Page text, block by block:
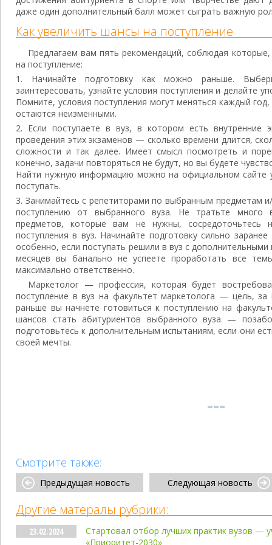
даже один дополнительный балл может сыграть важную
Как увеличить шансы на поступление
Предлагаем вам пять рекомендаций, соблюдая
на поступление:
Начинайте подготовку как можно раньше.
заинтересовать, узнайте условия поступления и делайте
Помните, условия поступления могут меняться каждый
остаются неизменными.
Если поступаете в вуз, в котором есть внутренние
проведения этих экзаменов — сколько времени длится,
сложности и так далее. Имеет смысл посмотреть и
конечно, задачи повторяться не будут, но вы будете
Найти нужную информацию можно на официальном сайте
поступать.
Занимайтесь с репетиторами по выбранным предметам
поступлению от выбранного вуза. Не тратьте много
предметов, которые вам не нужны, сосредоточьтесь
поступления в вуз. Начинайте подготовку сильно
особенно, если поступать решили в вуз с
месяцев вы банально не успеете проработать все
максимально ответственно.
Маркетолог — профессия, которая будет
поступление в вуз на факультет маркетолога — цель,
раньше вы начнете готовиться к поступлению на
шансов стать абитуриентов выбранного вуза —
подготовьтесь к дополнительным испытаниям, если они
своей мечты.
Смотрите также:
Предыдущая новость Следующая новость
Другие матералы рубрики:
23.02.2024
Стартовал отбор лучших практик вузов —
«Приоритет-2030»